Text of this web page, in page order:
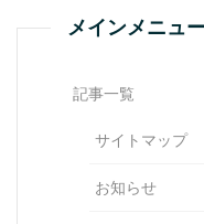
メインメニュ
記事一覧
サイトマップ
お知らせ